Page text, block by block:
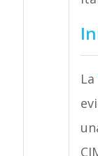
La